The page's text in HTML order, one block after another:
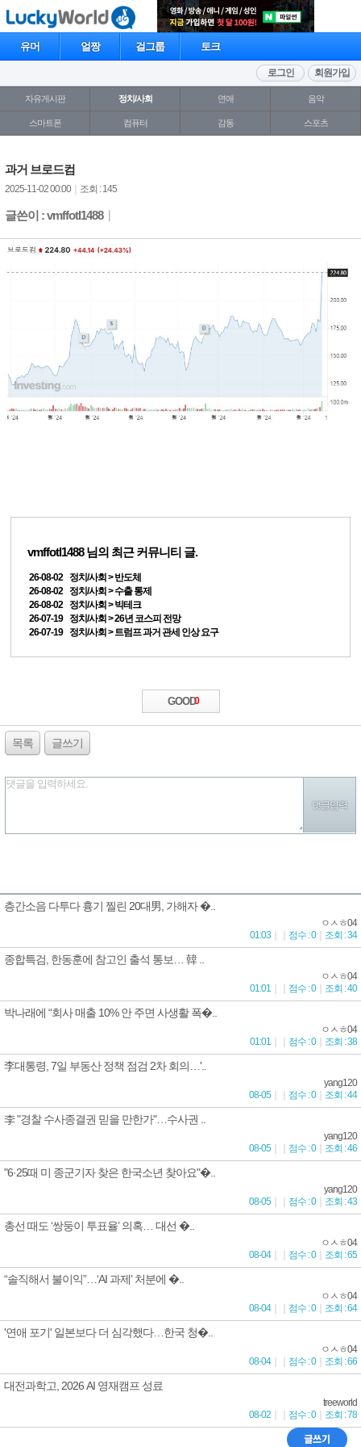
유머 얼짱 걸그룹 토크
회원가입
로그인
자유게시판 정치/사회 연애 음악
스마트폰 컴퓨터 감동 스포츠
과거 브로드컴
2025-11-02 00:00｜ 조회 : 145
글쓴이 : vmffotl1488｜
vmffotl1488님의 최근 커뮤니티 글.
26-08-02 정치/사회 > 반도체
26-08-02 정치/사회 > 수출 통제
26-08-02 정치/사회 > 빅테크
26-07-19 정치/사회 > 26년 코스피 전망
26-07-19 정치/사회 > 트럼프 과거 관세 인상 요구
GOOD0
목록 글쓰기
댓글을 입력하세요.
층간소음 다투다 흉기 찔린 20대男, 가해자 �..
ㅇㅅㅎ04
01:03
점수 : 0｜ 조회 : 34
종합특검, 한동훈에 참고인 출석 통보… 韓 ..
ㅇㅅㅎ04
01:01
점수 : 0｜ 조회 : 40
박나래에 “회사 매출 10% 안 주면 사생활 폭�..
ㅇㅅㅎ04
01:01
점수 : 0｜ 조회 : 38
李대통령, 7일 부동산 정책 점검 2차 회의…'..
yang120
08-05
점수 : 0｜ 조회 : 44
李 "경찰 수사종결권 믿을 만한가"…수사권 ..
yang120
08-05
점수 : 0｜ 조회 : 46
"6·25때 미 종군기자 찾은 한국소년 찾아요"�..
yang120
08-05
점수 : 0｜ 조회 : 43
총선 때도 ‘쌍둥이 투표율’ 의혹… 대선 �..
ㅇㅅㅎ04
08-04｜ 점수 : 0｜ 조회 : 65
“솔직해서 불이익”…‘AI 과제’ 처분에 �..
ㅇㅅㅎ04
08-04｜ 점수 : 0｜ 조회 : 64
'연애 포기' 일본보다 더 심각했다…한국 청�..
ㅇㅅㅎ04
08-04｜ 점수 : 0｜ 조회 : 66
대전과학고, 2026 AI 영재캠프 성료
treeworld
08-02
점수 : 0｜ 조회 : 78